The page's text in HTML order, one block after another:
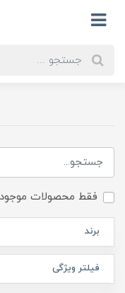
فقط محصولات موجود
برند
فیلتر ویژگی